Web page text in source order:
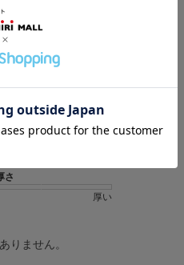
(0)
(0)
さ
厚い
りません。